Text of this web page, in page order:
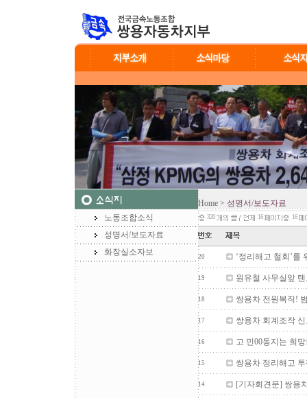
노동조합소식
성명서/보도자료
화장실소자보
Home > 성명서/보도자료
320 16 16
20 ‘정리해고 철회’를
19 원유철 사무실앞
18 쌍용차 전원복직!
17 쌍용차 회계조작
16 고 민00동지는 희
15 쌍용차 정리해고
14 [기자회견문] 쌍용